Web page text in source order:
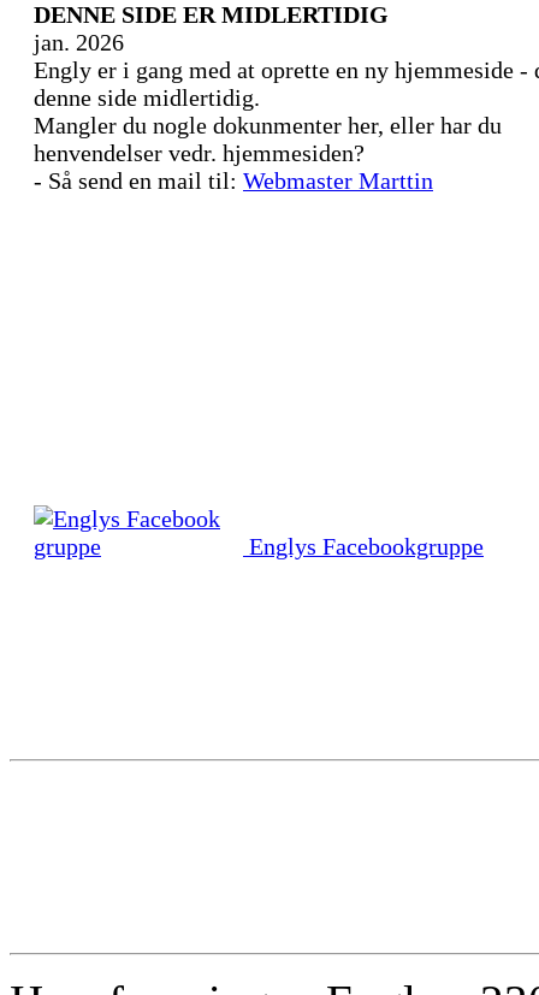
DENNE SIDE ER MIDLERTIDIG
jan. 2026
Engly er i gang med at oprette en ny hjemmeside -
denne side midlertidig.
Mangler du nogle dokunmenter her, eller har du
henvendelser vedr. hjemmesiden?
- Så send en mail til: Webmaster Marttin
Englys Facebookgruppe